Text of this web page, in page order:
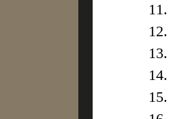
11.
12.
13.
14.
15.